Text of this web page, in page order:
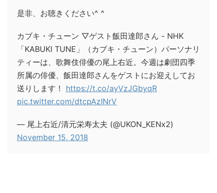
是非、お聴きください^ ^
カブキ・チューン ▽ゲスト飯田達郎さん - NHK
「KABUKI TUNE」（カブキ・チューン）パーソナリ
ティーは、歌舞伎俳優の尾上右近。今週は劇団四季
所属の俳優、飯田達郎さんをゲストにお迎えしてお
送りします！ https://t.co/ayVzJGbyqR
pic.twitter.com/dtcpAzINrV
— 尾上右近/清元栄寿太夫 (@UKON_KENx2)
November 15, 2018